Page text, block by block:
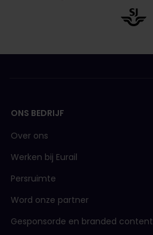
ONS BEDRIJF
Over ons
Werken bij Eurail
Persruimte
Word onze partner
Gesponsorde en branded content